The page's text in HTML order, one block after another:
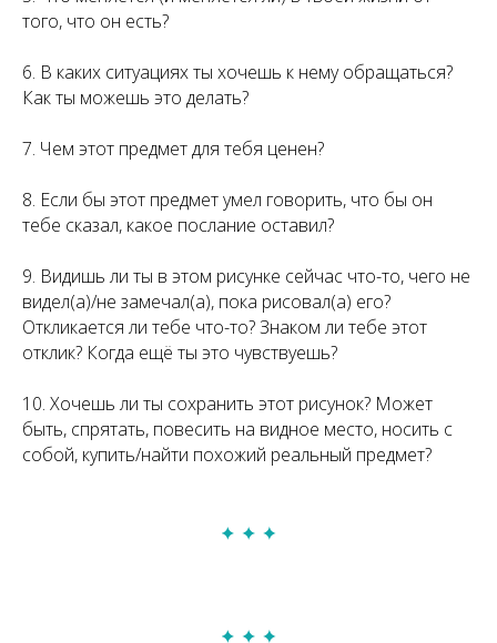
того, что он есть?
6. В каких ситуациях ты хочешь к нему обращаться?
Как ты можешь это делать?
7. Чем этот предмет для тебя ценен?
8. Если бы этот предмет умел говорить, что бы он
тебе сказал, какое послание оставил?
9. Видишь ли ты в этом рисунке сейчас что-то, чего не
видел(а)/не замечал(а), пока рисовал(а) его?
Откликается ли тебе что-то? Знаком ли тебе этот
отклик? Когда ещё ты это чувствуешь?
10. Хочешь ли ты сохранить этот рисунок? Может
быть, спрятать, повесить на видное место, носить с
собой, купить/найти похожий реальный предмет?